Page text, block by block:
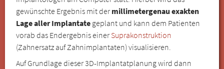
gewünschte Ergebnis mit der millimetergenau exakten
Lage aller Implantate geplant und kann dem Patienten
vorab das Endergebnis einer Suprakonstruktion
(Zahnersatz auf Zahnimplantaten) visualisieren.
Auf Grundlage dieser 3D-Implantatplanung wird dann